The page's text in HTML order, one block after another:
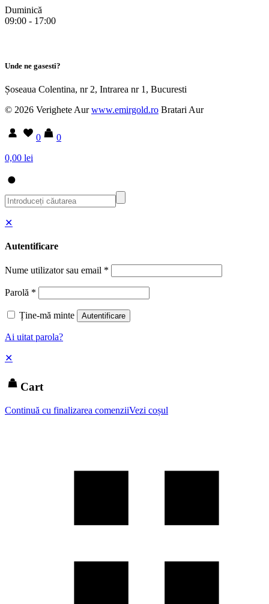
Duminică
09:00 - 17:00
Unde ne gasesti?
Șoseaua Colentina, nr 2, Intrarea nr 1, Bucuresti
© 2026 Verighete Aurwww.emirgold.ro Bratari Aur
0
0
0,00 lei
✕
Autentificare
Nume utilizator sau email *
Parolă *
Ține-mă minte Autentificare
Ai uitat parola?
✕
Cart
Continuă cu finalizarea comenziiVezi coșul